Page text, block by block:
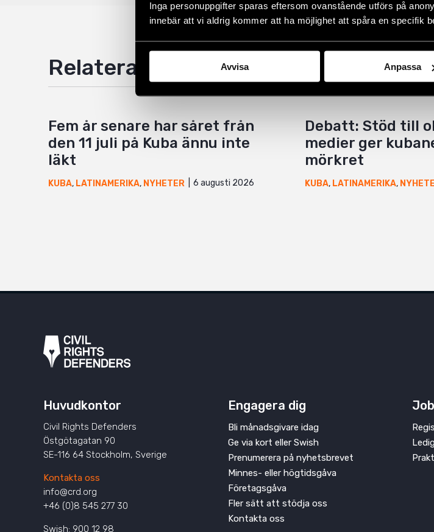
Inga personuppgifter sparas eftersom ovanstående utförs på
innebär att vi aldrig kommer att ha möjlighet att spåra en specifik
Avvisa Anpassa
Relaterade artiklar
Fem år senare har såret från
den 11 juli på Kuba ännu inte
läkt
KUBA, LATINAMERIKA, NYHETER 6 augusti 2026
Debatt: Stöd till
medier ger
mörkret
KUBA, LATINAMERIKA,
Huvudkontor
Civil Rights Defenders
Östgötagatan 90
SE-116 64 Stockholm, Sverige
Kontakta oss
info@crd.org
+46 (0)8 545 277 30
Swish: 900 12 98
Engagera dig
Bli månadsgivare idag
Ge via kort eller Swish
Prenumerera på nyhetsbrevet
Minnes- eller högtidsgåva
Företagsgåva
Fler sätt att stödja oss
Kontakta oss